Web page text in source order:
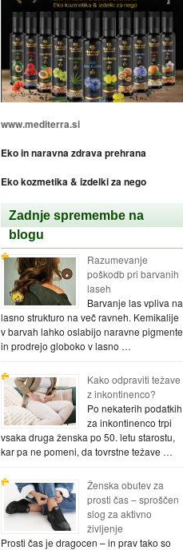
www.mediterra.si
Eko in naravna zdrava prehrana
Eko kozmetika & izdelki za nego
Zadnje spremembe na
blogu
Razumevanje
poškodb pri barvanih
laseh
Barvanje las vpliva na
lasno strukturo na več ravneh. Kemikalije
v barvah lahko oslabijo naravne pigmente
in prodrejo globoko v lasno …
Kako odpraviti težave
z inkontinenco?
Po nekaterih podatkih
za inkontinenco trpi
vsaka druga ženska po 50. letu starostu,
kar pa ne pomeni, da tovrstne težave …
Ženska obutev za
prosti čas – sproščen
slog za aktivno
življenje
Prosti čas je dragocen – in prav tako so